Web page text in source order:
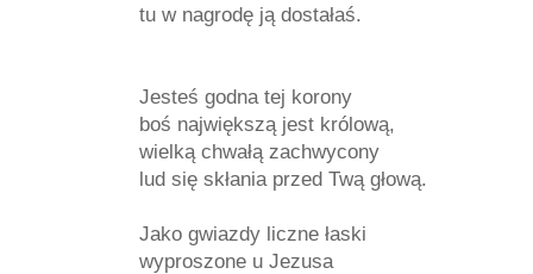
tu w nagrodę ją dostałaś.
Jesteś godna tej korony
boś największą jest królową,
wielką chwałą zachwycony
lud się skłania przed Twą głową.
Jako gwiazdy liczne łaski
wyproszone u Jezusa